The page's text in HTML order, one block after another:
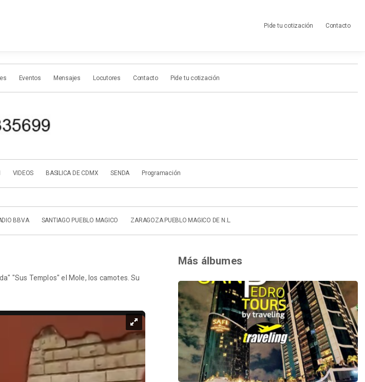
Pide tu cotización Contacto
Eventos Mensajes Locutores Contacto Pide tu cotización
VIDEOS BASILICA DE CDMX SENDA Programación
BBVA SANTIAGO PUEBLO MAGICO ZARAGOZA PUEBLO MAGICO DE N.L.
"Sus Templos" el Mole, los camotes. Su
Más álbumes